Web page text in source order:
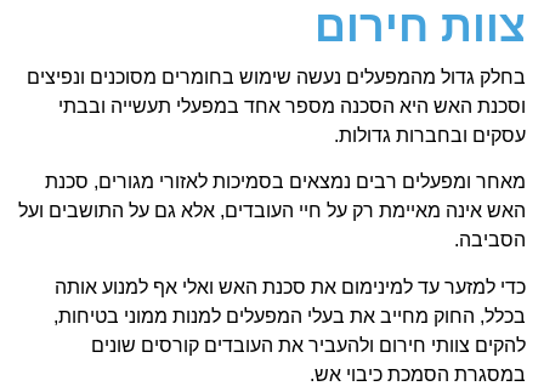
צוות חירום
בחלק גדול מהמפעלים נעשה שימוש בחומרים מסוכנים ונפיצים
וסכנת האש היא הסכנה מספר אחד במפעלי תעשייה ובבתי
עסקים ובחברות גדולות.
מאחר ומפעלים רבים נמצאים בסמיכות לאזורי מגורים, סכנת
האש אינה מאיימת רק על חיי העובדים, אלא גם על התושבים ועל
הסביבה.
כדי למזער עד למינימום את סכנת האש ואלי אף למנוע אותה
בכלל, החוק מחייב את בעלי המפעלים למנות ממוני בטיחות,
להקים צוותי חירום ולהעביר את העובדים קורסים שונים
במסגרת הסמכת כיבוי אש.